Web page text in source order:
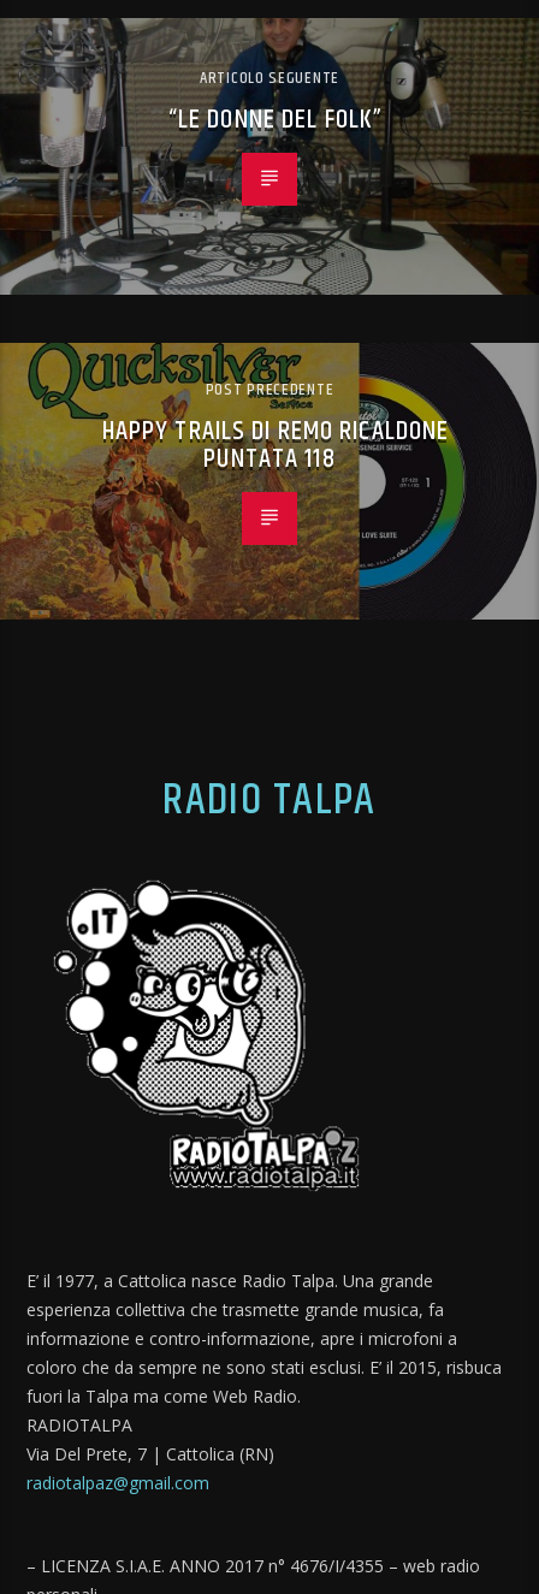
ARTICOLO SEGUENTE
“LE DONNE DEL FOLK”
POST PRECEDENTE
HAPPY TRAILS DI REMO RICALDONE
PUNTATA 118
RADIO TALPA
E’ il 1977, a Cattolica nasce Radio Talpa. Una grande
esperienza collettiva che trasmette grande musica, fa
informazione e contro-informazione, apre i microfoni a
coloro che da sempre ne sono stati esclusi. E’ il 2015, risbuca
fuori la Talpa ma come Web Radio.
RADIOTALPA
Via Del Prete, 7 | Cattolica (RN)
radiotalpaz@gmail.com
– LICENZA S.I.A.E. ANNO 2017 n° 4676/I/4355 – web radio